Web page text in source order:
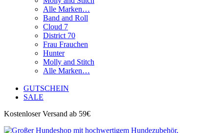
Alle Marken…
Band and Roll
Cloud 7
District 70
Frau Frauchen
Hunter
Molly and Stitch
Alle Marken…
GUTSCHEIN
SALE
Kostenloser Versand ab 59€